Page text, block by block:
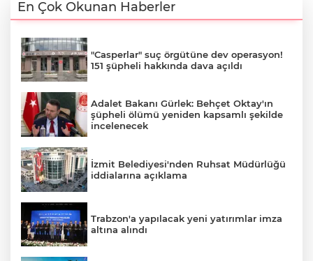
En Çok Okunan Haberler
"Casperlar" suç örgütüne dev operasyon!
151 şüpheli hakkında dava açıldı
Adalet Bakanı Gürlek: Behçet Oktay'ın
şüpheli ölümü yeniden kapsamlı şekilde
incelenecek
İzmit Belediyesi'nden Ruhsat Müdürlüğü
iddialarına açıklama
Trabzon'a yapılacak yeni yatırımlar imza
altına alındı